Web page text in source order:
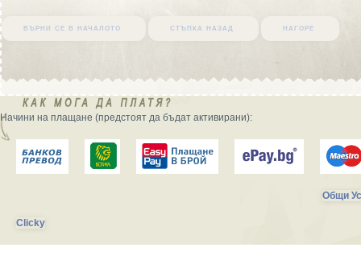
върни се в началото стъпка назад нагоре
Начини на плащане (предстоят да бъдат активирани):
Общи
Clicky